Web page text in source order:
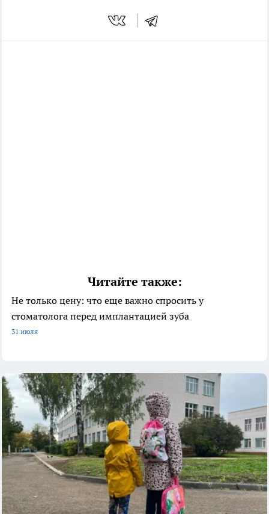
Читайте также:
Не только цену: что еще важно спросить у
стоматолога перед имплантацией зуба
31 июля